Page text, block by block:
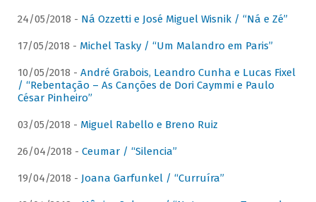
24/05/2018 - Ná Ozzetti e José Miguel Wisnik / “Ná e Zé”
17/05/2018 - Michel Tasky / “Um Malandro em Paris”
10/05/2018 - André Grabois, Leandro Cunha e Lucas Fixel
/ “Rebentação – As Canções de Dori Caymmi e Paulo
César Pinheiro”
03/05/2018 - Miguel Rabello e Breno Ruiz
26/04/2018 - Ceumar / “Silencia”
19/04/2018 - Joana Garfunkel / “Curruíra”